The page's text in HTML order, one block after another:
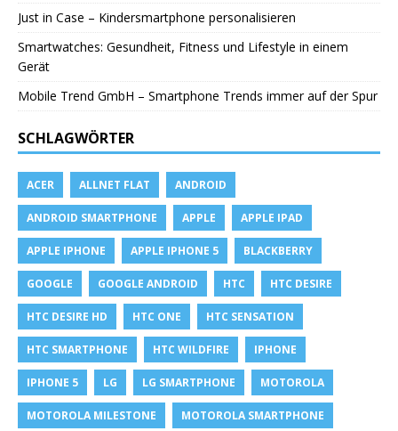
Just in Case – Kindersmartphone personalisieren
Smartwatches: Gesundheit, Fitness und Lifestyle in einem
Gerät
Mobile Trend GmbH – Smartphone Trends immer auf der Spur
SCHLAGWÖRTER
ACER ALLNET FLAT ANDROID
ANDROID SMARTPHONE APPLE APPLE IPAD
APPLE IPHONE APPLE IPHONE 5 BLACKBERRY
GOOGLE GOOGLE ANDROID HTC HTC DESIRE
HTC DESIRE HD HTC ONE HTC SENSATION
HTC SMARTPHONE HTC WILDFIRE IPHONE
IPHONE 5 LG LG SMARTPHONE MOTOROLA
MOTOROLA MILESTONE MOTOROLA SMARTPHONE